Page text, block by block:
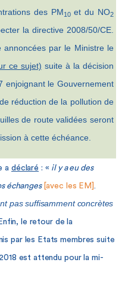
des PM10 et du NO2
la directive 2008/50/CE.
par le Ministre le
ce sujet) suite à la décision
enjoignant le Gouvernement
réduction de la pollution de
de route validées seront
à cette échéance.
a déclaré : « il y a eu des
échanges [avec les EM] .
pas suffisamment concrètes
le retour de la
par les Etats membres suite
est attendu pour la mi-